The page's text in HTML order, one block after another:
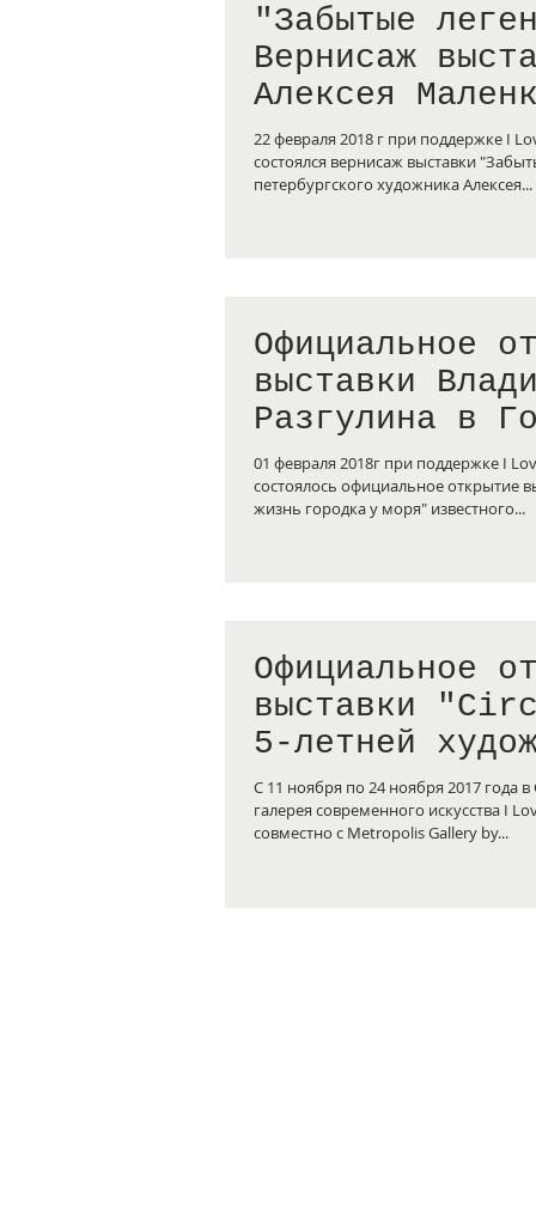
"Забытые
Вернисаж
Алексея
честь
автосалона
22 февраля 2018 г при поддержке I Love Art Gallery
состоялся вернисаж выставки "Забытые легенды»
петербургского художника Алексея...
Официальное
выставки
Разгулина в
01 февраля 2018г при поддержке I
состоялось официальное открытие
жизнь городка у моря" известного...
Официальное
выставки
5-летней
Алисы
С 11 ноября по 24 ноября 2017 года в
галерея современного искусства I
совместно c Metropolis Gallery by...